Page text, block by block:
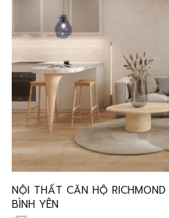
NỘI THẤT CĂN HỘ
BÌNH YÊN